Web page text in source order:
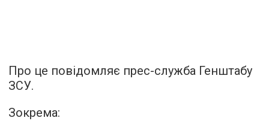
Про це повідомляє прес-служба Генштабу
ЗСУ.
Зокрема: